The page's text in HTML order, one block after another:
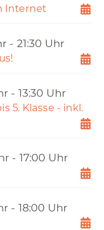
Internet
- 21:30 Uhr
- 13:30 Uhr
5. Klasse - inkl.
- 17:00 Uhr
- 18:00 Uhr